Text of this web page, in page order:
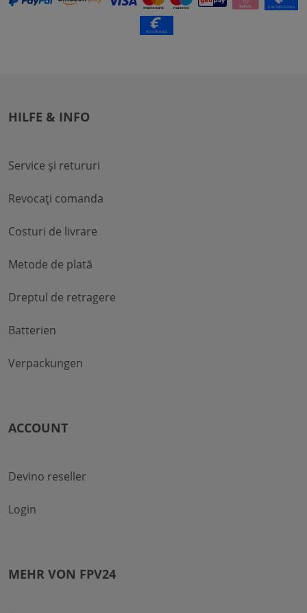
HILFE & INFO
Service și retururi
Revocați comanda
Costuri de livrare
Metode de plată
Dreptul de retragere
Batterien
Verpackungen
ACCOUNT
Devino reseller
Login
MEHR VON FPV24